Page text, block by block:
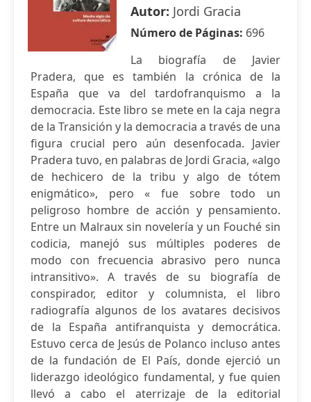
Autor: Jordi Gracia
Número de Páginas: 696
La biografía de Javier
Pradera, que es también la crónica de la
España que va del tardofranquismo a la
democracia. Este libro se mete en la caja negra
de la Transición y la democracia a través de una
figura crucial pero aún desenfocada. Javier
Pradera tuvo, en palabras de Jordi Gracia, «algo
de hechicero de la tribu y algo de tótem
enigmático», pero « fue sobre todo un
peligroso hombre de acción y pensamiento.
Entre un Malraux sin novelería y un Fouché sin
codicia, manejó sus múltiples poderes de
modo con frecuencia abrasivo pero nunca
intransitivo». A través de su biografía de
conspirador, editor y columnista, el libro
radiografía algunos de los avatares decisivos
de la España antifranquista y democrática.
Estuvo cerca de Jesús de Polanco incluso antes
de la fundación de El País, donde ejerció un
liderazgo ideológico fundamental, y fue quien
llevó a cabo el aterrizaje de la editorial